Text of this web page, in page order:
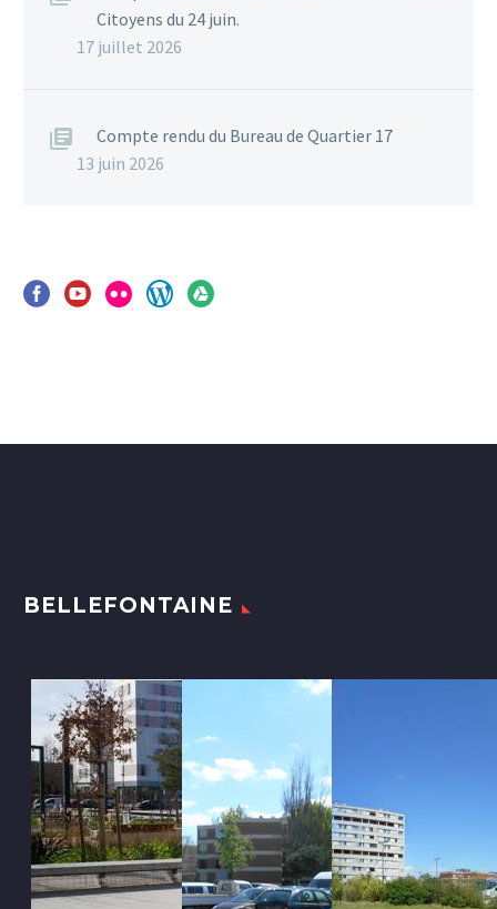
Citoyens du 24 juin.
17 juillet 2026
Compte rendu du Bureau de Quartier 17
13 juin 2026
BELLEFONTAINE